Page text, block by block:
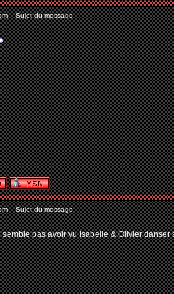
Sujet du message:
Sujet du message:
pas avoir vu Isabelle & Olivier